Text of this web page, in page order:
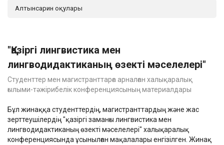
"Қазіргі лингвистика мен
лингводидактиканың өзекті мәселелері"
Студенттер мен магистранттарға арналған халықаралық
ғылыми-тәжірибелік конференциясының материалдары
Бұл жинаққа студенттердің, магистранттардың және жас
зерттеушілердің "қазіргі заманғы лингвистика мен
лингводидактиканың өзекті мәселелері" халықаралық
конференциясында ұсынылған мақалалары енгізілген. Жинақ
Алтынсарин оқулары